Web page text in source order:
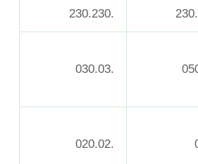
.230.230
.030.03
.020.02